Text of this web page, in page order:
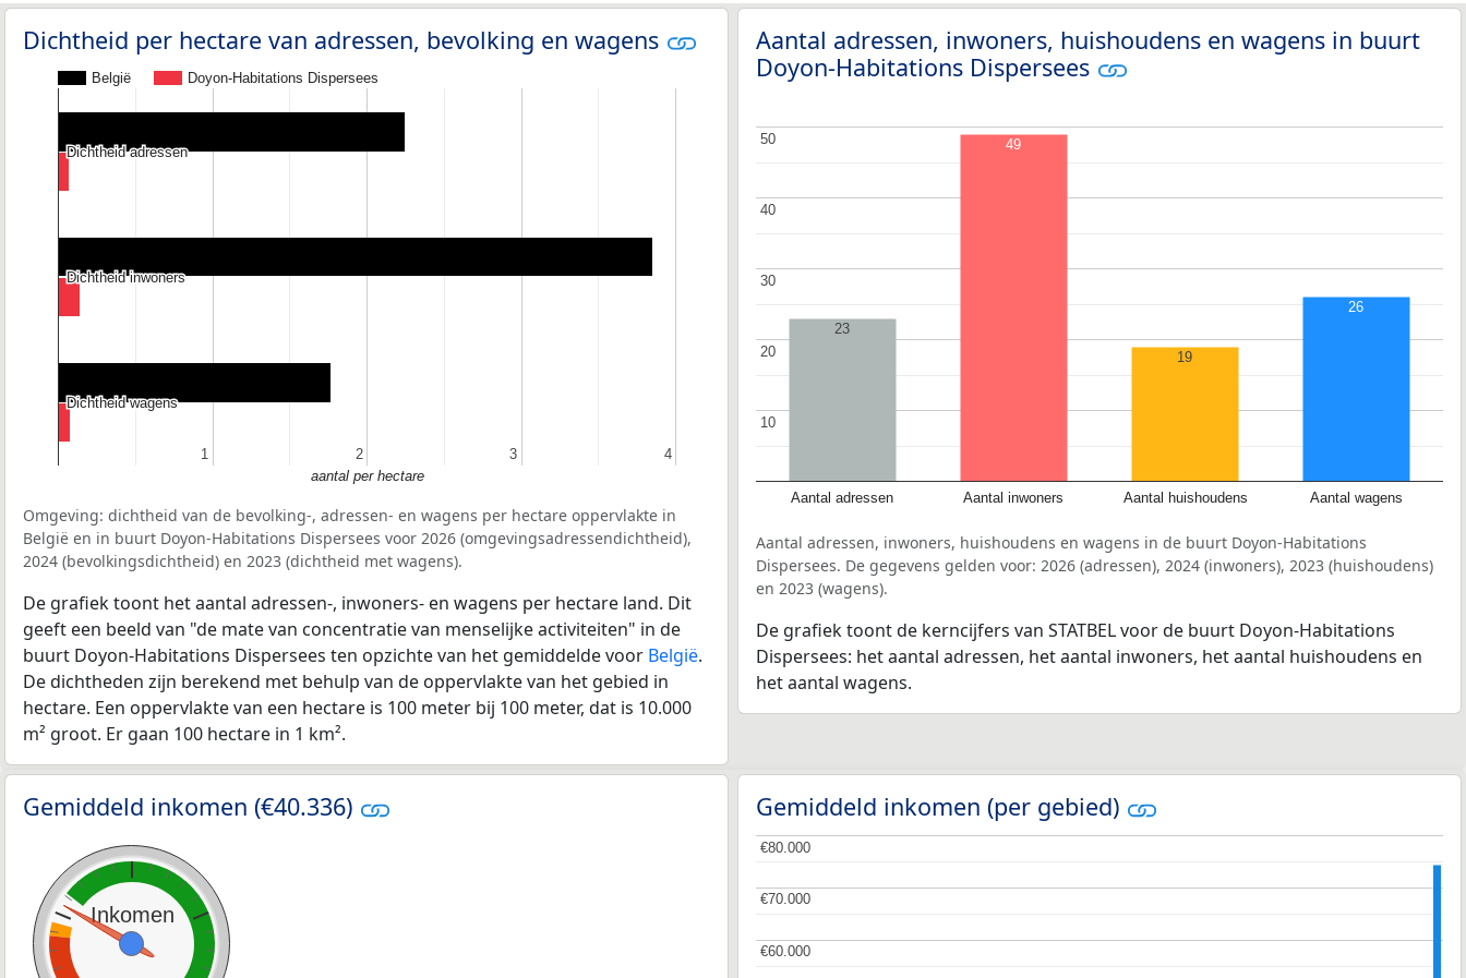
Dichtheid per hectare van adressen, bevolking en wagens
België Doyon-Habitations Dispersees
1
1 2
2 3
3 4
4
Dichtheid adressen
Dichtheid adressen
Dichtheid inwoners
Dichtheid inwoners
Dichtheid wagens
Dichtheid wagens
aantal per hectare
Omgeving: dichtheid van de bevolking-, adressen- en wagens per hectare oppervlakte in
België en in buurt Doyon-Habitations Dispersees voor 2026 (omgevingsadressendichtheid),
2024 (bevolkingsdichtheid) en 2023 (dichtheid met wagens).
De grafiek toont het aantal adressen-, inwoners- en wagens per hectare land. Dit
geeft een beeld van "de mate van concentratie van menselijke activiteiten" in de
buurt Doyon-Habitations Dispersees ten opzichte van het gemiddelde voor België.
De dichtheden zijn berekend met behulp van de oppervlakte van het gebied in
hectare. Een oppervlakte van een hectare is 100 meter bij 100 meter, dat is 10.000
m² groot. Er gaan 100 hectare in 1 km².
Aantal adressen, inwoners, huishoudens en wagens in buurt
Doyon-Habitations Dispersees
Aantal adressen Aantal inwoners Aantal huishoudens Aantal wagens
10
10
20
20
30
30
40
40
50
50
23
49
19
26
Aantal adressen, inwoners, huishoudens en wagens in de buurt Doyon-Habitations
Dispersees. De gegevens gelden voor: 2026 (adressen), 2024 (inwoners), 2023 (huishoudens)
en 2023 (wagens).
De grafiek toont de kerncijfers van STATBEL voor de buurt Doyon-Habitations
Dispersees: het aantal adressen, het aantal inwoners, het aantal huishoudens en
het aantal wagens.
Gemiddeld inkomen (€40.336)
Inkomen
Gemiddeld inkomen (per gebied)
€60.000
€60.000
€70.000
€70.000
€80.000
€80.000